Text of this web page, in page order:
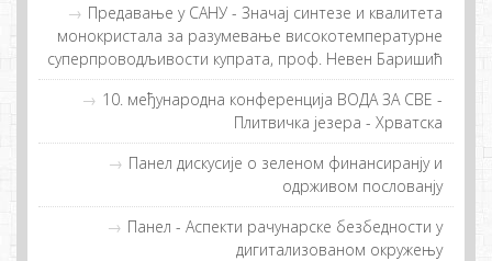
Предавање у САНУ - Значај синтезе и квалитета
монокристала за разумевање високотемпературне
суперпроводљивости купрата, проф. Невен Баришић
10. међународнa конференцијa ВОДА ЗА СВЕ -
Плитвичка језера - Хрватска
Пaнeл дискусиje o зeлeнoм финaнсирaнjу и
oдрживoм пoслoвaнjу
Панел - Аспекти рачунарске безбедности у
дигитализованом окружењу